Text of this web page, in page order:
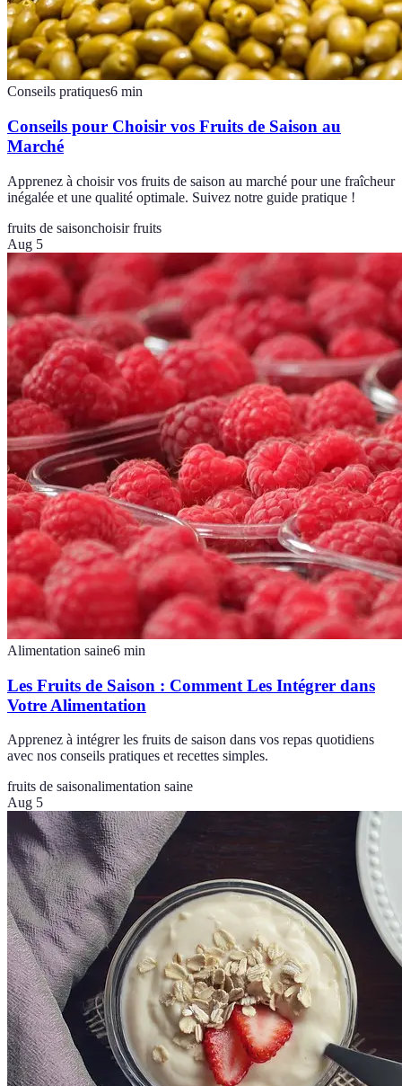
Conseils pratiques6 min
Conseils pour Choisir vos Fruits de Saison au
Marché
Apprenez à choisir vos fruits de saison au marché pour une fraîcheur
inégalée et une qualité optimale. Suivez notre guide pratique !
fruits de saisonchoisir fruits
Aug 5
Alimentation saine6 min
Les Fruits de Saison : Comment Les Intégrer dans
Votre Alimentation
Apprenez à intégrer les fruits de saison dans vos repas quotidiens
avec nos conseils pratiques et recettes simples.
fruits de saisonalimentation saine
Aug 5